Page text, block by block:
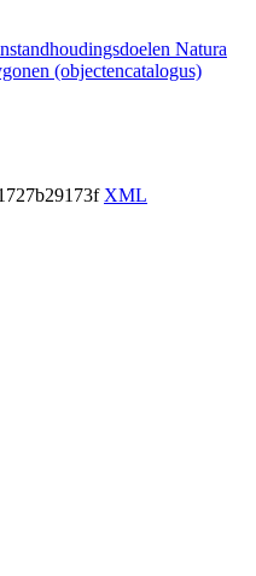
Natura
(objectencatalogus)
XML